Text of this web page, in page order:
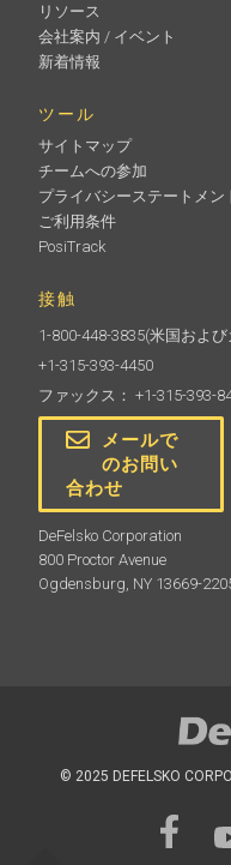
リソース
会社案内 / イベント
新着情報
ツール
サイトマップ
チームへの参加
プライバシーステートメン
ご利用条件
PosiTrack
接触
1-800-448-3835(米国および
+1-315-393-4450
ファックス： +1-315-393-
メールで
のお問い
合わせ
DeFelsko Corporation
800 Proctor Avenue
Ogdensburg, NY 13669-
© 2025 DEFELSKO